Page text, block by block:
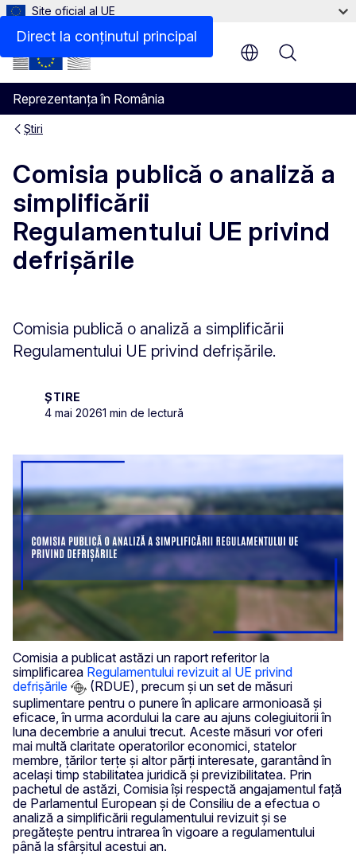
Direct la conținutul principal
Site oficial al UE
Reprezentanța în România
Menu
Știri
Comisia publică o analiză a
simplificării
Regulamentului UE privind
defrișările
Comisia publică o analiză a simplificării
Regulamentului UE privind defrișările.
ȘTIRE
4 mai 20261 min de lectură
Comisia a publicat astăzi un raport referitor la
simplificarea Regulamentului revizuit al UE privind
defrișările
(RDUE), precum și un set de măsuri
suplimentare pentru o punere în aplicare armonioasă și
eficace, în urma acordului la care au ajuns colegiuitorii în
luna decembrie a anului trecut. Aceste măsuri vor oferi
mai multă claritate operatorilor economici, statelor
membre, țărilor terțe și altor părți interesate, garantând în
același timp stabilitatea juridică și previzibilitatea. Prin
pachetul de astăzi, Comisia își respectă angajamentul față
de Parlamentul European și de Consiliu de a efectua o
analiză a simplificării regulamentului revizuit și se
pregătește pentru intrarea în vigoare a regulamentului
până la sfârșitul acestui an.